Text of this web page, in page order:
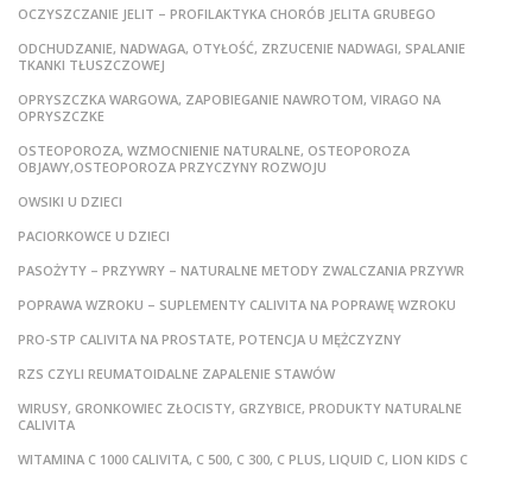
OCZYSZCZANIE JELIT – PROFILAKTYKA CHORÓB JELITA GRUBEGO
ODCHUDZANIE, NADWAGA, OTYŁOŚĆ, ZRZUCENIE NADWAGI, SPALANIE
TKANKI TŁUSZCZOWEJ
OPRYSZCZKA WARGOWA, ZAPOBIEGANIE NAWROTOM, VIRAGO NA
OPRYSZCZKE
OSTEOPOROZA, WZMOCNIENIE NATURALNE, OSTEOPOROZA
OBJAWY,OSTEOPOROZA PRZYCZYNY ROZWOJU
OWSIKI U DZIECI
PACIORKOWCE U DZIECI
PASOŻYTY – PRZYWRY – NATURALNE METODY ZWALCZANIA PRZYWR
POPRAWA WZROKU – SUPLEMENTY CALIVITA NA POPRAWĘ WZROKU
PRO-STP CALIVITA NA PROSTATE, POTENCJA U MĘŻCZYZNY
RZS CZYLI REUMATOIDALNE ZAPALENIE STAWÓW
WIRUSY, GRONKOWIEC ZŁOCISTY, GRZYBICE, PRODUKTY NATURALNE
CALIVITA
WITAMINA C 1000 CALIVITA, C 500, C 300, C PLUS, LIQUID C, LION KIDS C